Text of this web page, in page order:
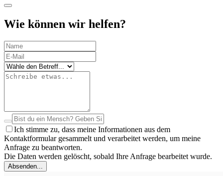
Wie können wir helfen?
Ich stimme zu, dass meine Informationen aus dem
Kontaktformular gesammelt und verarbeitet werden, um meine
Anfrage zu beantworten.
Die Daten werden gelöscht, sobald Ihre Anfrage bearbeitet wurde.
Absenden...